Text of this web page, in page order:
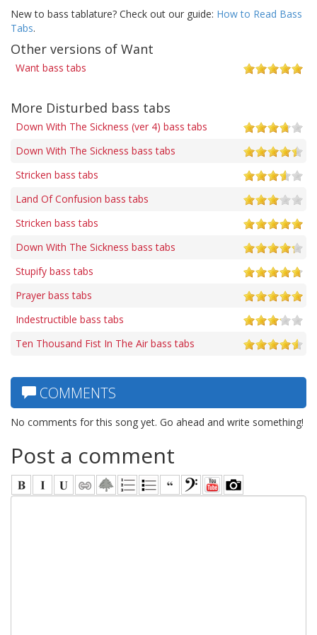
New to bass tablature? Check out our guide: How to Read Bass
Tabs.
Other versions of Want
Want bass tabs
More Disturbed bass tabs
Down With The Sickness (ver 4) bass tabs
Down With The Sickness bass tabs
Stricken bass tabs
Land Of Confusion bass tabs
Stricken bass tabs
Down With The Sickness bass tabs
Stupify bass tabs
Prayer bass tabs
Indestructible bass tabs
Ten Thousand Fist In The Air bass tabs
COMMENTS
No comments for this song yet. Go ahead and write something!
Post a comment